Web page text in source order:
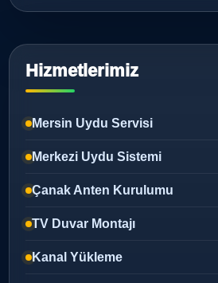
Hizmetlerimiz
Mersin Uydu Servisi
Merkezi Uydu Sistemi
Çanak Anten Kurulumu
TV Duvar Montajı
Kanal Yükleme